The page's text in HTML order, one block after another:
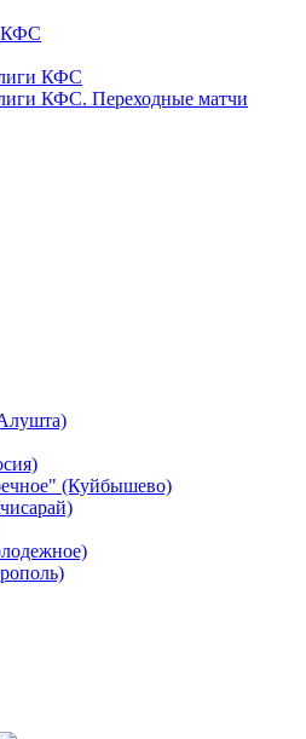
КФС
КФС
КФС. Переходные матчи
(Куйбышево)